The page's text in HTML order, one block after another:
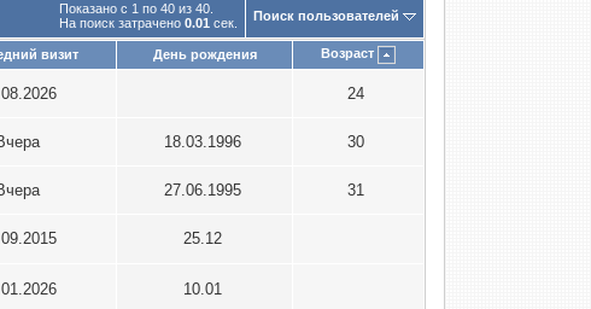
Показано с 1 по 40 из 40.
На поиск затрачено 0.01 сек. Поиск пользователей
визит День рождения Возраст
24
18.03.1996 30
27.06.1995 31
25.12
10.01